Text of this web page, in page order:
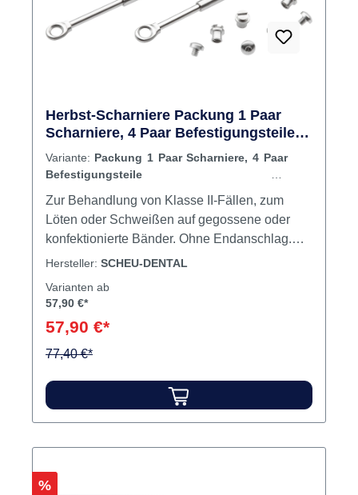
Herbst-Scharniere Packung 1 Paar
Scharniere, 4 Paar Befestigungsteile
mit Innensechskantschrauben
Variante: Packung 1 Paar Scharniere, 4 Paar
Befestigungsteile mit
Zur Behandlung von Klasse II-Fällen, zum
Löten oder Schweißen auf gegossene oder
konfektionierte Bänder. Ohne Endanschlag.
Inhalt 1 Paar Scharniere4 Paar
Innensechskantschrauben
Hersteller: SCHEU-DENTAL
Varianten ab
57,90 €*
57,90 €*
77,40 €*
Rabatt
%